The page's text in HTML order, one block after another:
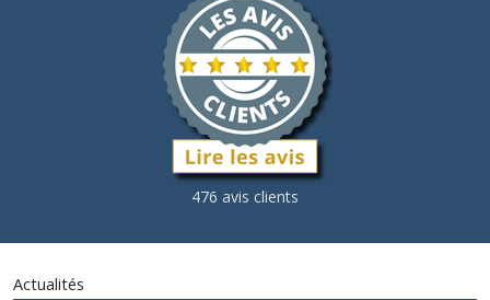
476 avis clients
Actualités